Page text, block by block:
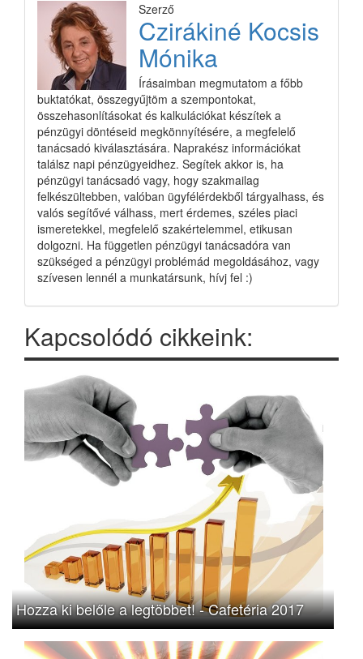
Szerző
Czirákiné Kocsis
Mónika
Írásaimban megmutatom a főbb
buktatókat, összegyűjtöm a szempontokat,
összehasonlításokat és kalkulációkat készítek a
pénzügyi döntéseid megkönnyítésére, a megfelelő
tanácsadó kiválasztására. Naprakész információkat
találsz napi pénzügyeidhez. Segítek akkor is, ha
pénzügyi tanácsadó vagy, hogy szakmailag
felkészültebben, valóban ügyfélérdekből tárgyalhass, és
valós segítővé válhass, mert érdemes, széles piaci
ismeretekkel, megfelelő szakértelemmel, etikusan
dolgozni. Ha független pénzügyi tanácsadóra van
szükséged a pénzügyi problémád megoldásához, vagy
szívesen lennél a munkatársunk, hívj fel :)
Kapcsolódó cikkeink:
Hozza ki belőle a legtöbbet! - Cafetéria 2017